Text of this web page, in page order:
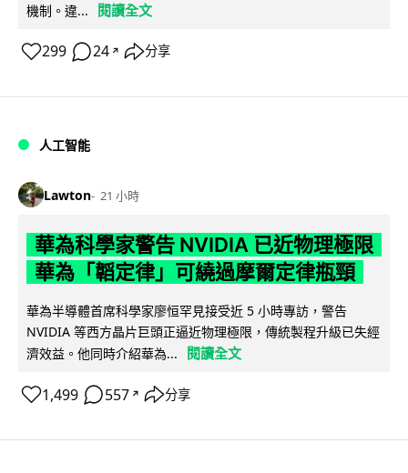
機制。違...
閱讀全文
299 24 ↗ 分享
人工智能
Lawton 21 小時
華為科學家警告 NVIDIA 已近物理極限
華為「韜定律」可繞過摩爾定律瓶頸
華為半導體首席科學家廖恒罕見接受近 5 小時專訪，警告
NVIDIA 等西方晶片巨頭正逼近物理極限，傳統製程升級已失經
濟效益。他同時介紹華為...
閱讀全文
1,499 557 ↗ 分享